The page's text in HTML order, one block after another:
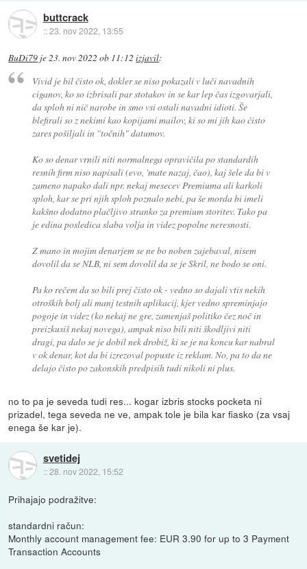
buttcrack
::23. nov 2022, 13:55
BuDi79 je23. nov 2022 ob 11:12 izjavil:
Vivid je bil čisto ok, dokler se niso pokazali v luči navadnih
ciganov, ko so izbrisali par stotakov in se kar lep čas izgovarjali,
da sploh ni nič narobe in smo vsi ostali navadni idioti. Še
blefirali so z nekimi kao kopijami mailov, ki so mi jih kao čisto
zares pošiljali in "točnih" datumov.
Ko so denar vrnili niti normalnega opravičila po standardih
resnih firm niso napisali (evo, 'mate nazaj, čao), kaj šele da bi v
zameno napako dali npr. nekaj mesecev Premiuma ali karkoli
sploh, kar se pri njih sploh poznalo nebi, pa še morda bi imeli
kakšno dodatno plačljivo stranko za premium storitev. Tako pa
je edina posledica slaba volja in videz popolne neresnosti.
Z mano in mojim denarjem se ne bo noben zajebaval, nisem
dovolil da se NLB, ni sem dovolil da se je Skril, ne bodo se oni.
Pa ko rečem da so bili prej čisto ok - vedno so dajali vtis nekih
otroških bolj ali manj testnih aplikacij, kjer vedno spreminjajo
pogoje in videz (ko nekaj ne gre, zamenjaš politiko čez noč in
preizkusiš nekaj novega), ampak niso bili niti škodljivi niti
dragi, pa dalo se je dobil nek drobiž, ki se je na koncu kar nabral
v ok denar, kot da bi izrezoval popuste iz reklam. No, pa to da ne
delajo čisto po zakonskih predpisih tudi nikoli ni plus.
no to pa je seveda tudi res... kogar izbris stocks pocketa ni
prizadel, tega seveda ne ve, ampak tole je bila kar fiasko (za vsaj
enega še kar je).
svetidej
::28. nov 2022, 15:52
Prihajajo podražitve:
standardni račun:
Monthly account management fee: EUR 3.90 for up to 3 Payment
Transaction Accounts